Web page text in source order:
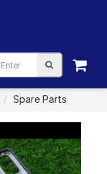
Spare Parts